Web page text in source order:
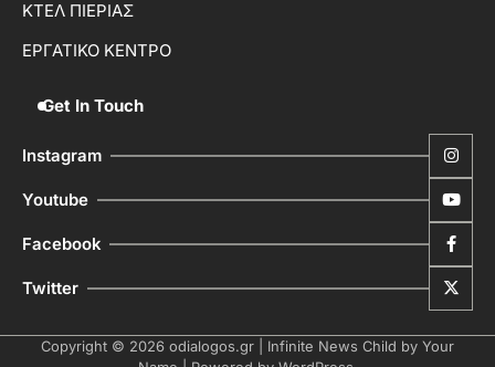
ΚΤΕΛ ΠΙΕΡΙΑΣ
ΕΡΓΑΤΙΚΟ ΚΕΝΤΡΟ
Get In Touch
Instagram
Youtube
Facebook
Twitter
Copyright © 2026 odialogos.gr | Infinite News Child by Your